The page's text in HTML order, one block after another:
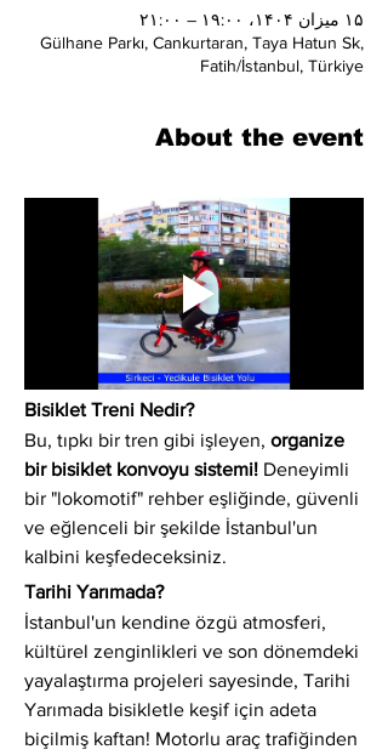
۱۵ میزان ۱۴۰۴، ۱۹:۰۰ – ۲۱:۰۰
Gülhane Parkı, Cankurtaran, Taya Hatun Sk,
Fatih/İstanbul, Türkiye
About the event
Bisiklet Treni Nedir?
Bu, tıpkı bir tren gibi işleyen, organize
bir bisiklet konvoyu sistemi! Deneyimli
bir "lokomotif" rehber eşliğinde, güvenli
ve eğlenceli bir şekilde İstanbul'un
kalbini keşfedeceksiniz.
Tarihi Yarımada?
İstanbul'un kendine özgü atmosferi,
kültürel zenginlikleri ve son dönemdeki
yayalaştırma projeleri sayesinde, Tarihi
Yarımada bisikletle keşif için adeta
biçilmiş kaftan! Motorlu araç trafiğinden